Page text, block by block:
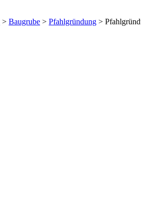
> Baugrube > Pfahlgründung >